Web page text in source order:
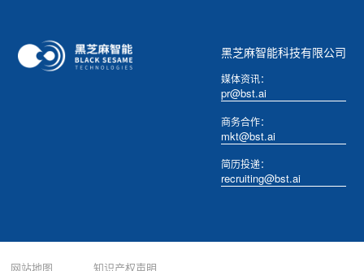
黑芝麻智能科技有限公司
媒体资讯：
pr@bst.ai
商务合作：
mkt@bst.ai
简历投递：
recruiting@bst.ai
网站地图 知识产权声明